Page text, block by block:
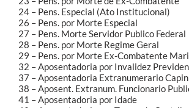
24 – Pens. Especial (Ato Institucional)
26 – Pens. por Morte Especial
27 – Pens. Morte Servidor Publico Federal
28 – Pens. por Morte Regime Geral
29 – Pens. por Morte Ex-Combatente
32 – Aposentadoria por Invalidez
37 – Aposentadoria Extranumerario Capin
38 – Aposent. Extranum. Funcionario
41 – Aposentadoria por Idade